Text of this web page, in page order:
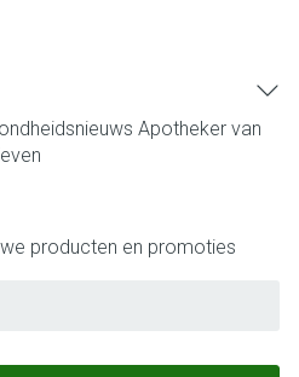
Apotheker van
producten en promoties